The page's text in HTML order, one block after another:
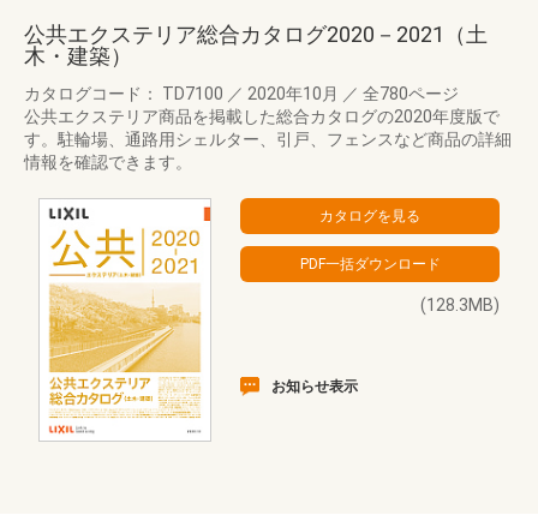
公共エクステリア総合カタログ2020－2021（土
木・建築）
カタログコード： TD7100 ／ 2020年10月 ／ 全780ページ
公共エクステリア商品を掲載した総合カタログの2020年度版で
す。駐輪場、通路用シェルター、引戸、フェンスなど商品の詳細
情報を確認できます。
(128.3MB)
お知らせ表示